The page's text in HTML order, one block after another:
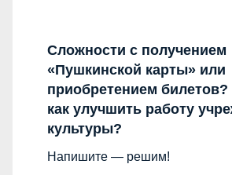
Сложности с получением
«Пушкинской карты» или
приобретением билетов?
как улучшить работу
культуры?
Напишите — решим!